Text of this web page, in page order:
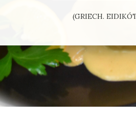
(GRIECH.